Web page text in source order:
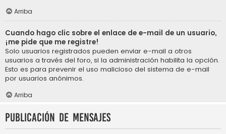
Arriba
Cuando hago clic sobre el enlace de e-mail de un usuario,
¡me pide que me registre!
Solo usuarios registrados pueden enviar e-mail a otros
usuarios a través del foro, si la administración habilita la opción.
Esto es para prevenir el uso malicioso del sistema de e-mail
por usuarios anónimos.
Arriba
Publicación de mensajes